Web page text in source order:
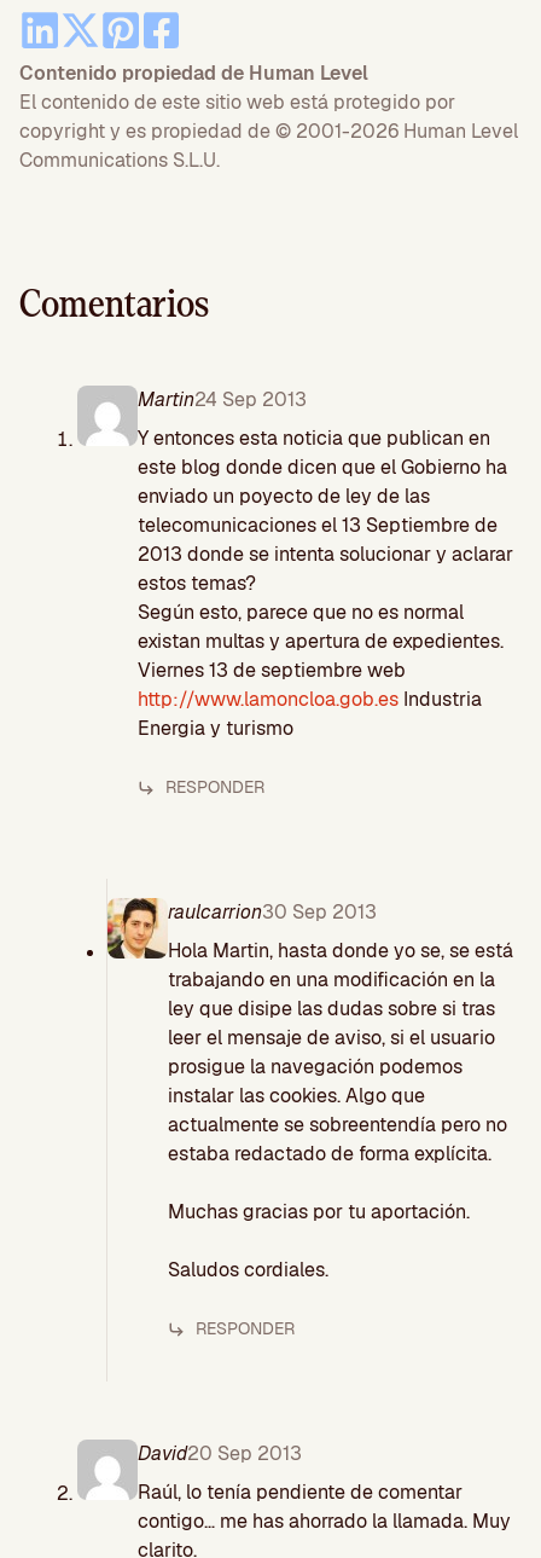
Contenido propiedad de Human Level
El contenido de este sitio web está protegido por
copyright y es propiedad de © 2001-2026 Human Level
Communications S.L.U.
Comentarios
Martin24 Sep 2013
Y entonces esta noticia que publican en
este blog donde dicen que el Gobierno ha
enviado un poyecto de ley de las
telecomunicaciones el 13 Septiembre de
2013 donde se intenta solucionar y aclarar
estos temas?
Según esto, parece que no es normal
existan multas y apertura de expedientes.
Viernes 13 de septiembre web
http://www.lamoncloa.gob.es Industria
Energia y turismo
RESPONDER
raulcarrion30 Sep 2013
Hola Martin, hasta donde yo se, se está
trabajando en una modificación en la
ley que disipe las dudas sobre si tras
leer el mensaje de aviso, si el usuario
prosigue la navegación podemos
instalar las cookies. Algo que
actualmente se sobreentendía pero no
estaba redactado de forma explícita.
Muchas gracias por tu aportación.
Saludos cordiales.
RESPONDER
David20 Sep 2013
Raúl, lo tenía pendiente de comentar
contigo… me has ahorrado la llamada. Muy
clarito.